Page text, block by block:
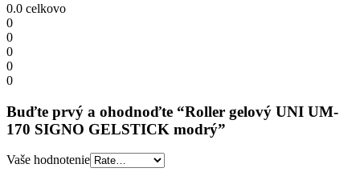
0.0 celkovo
0
0
0
0
0
Buďte prvý a ohodnoďte “Roller gelový UNI UM-
170 SIGNO GELSTICK modrý”
Vaše hodnotenie